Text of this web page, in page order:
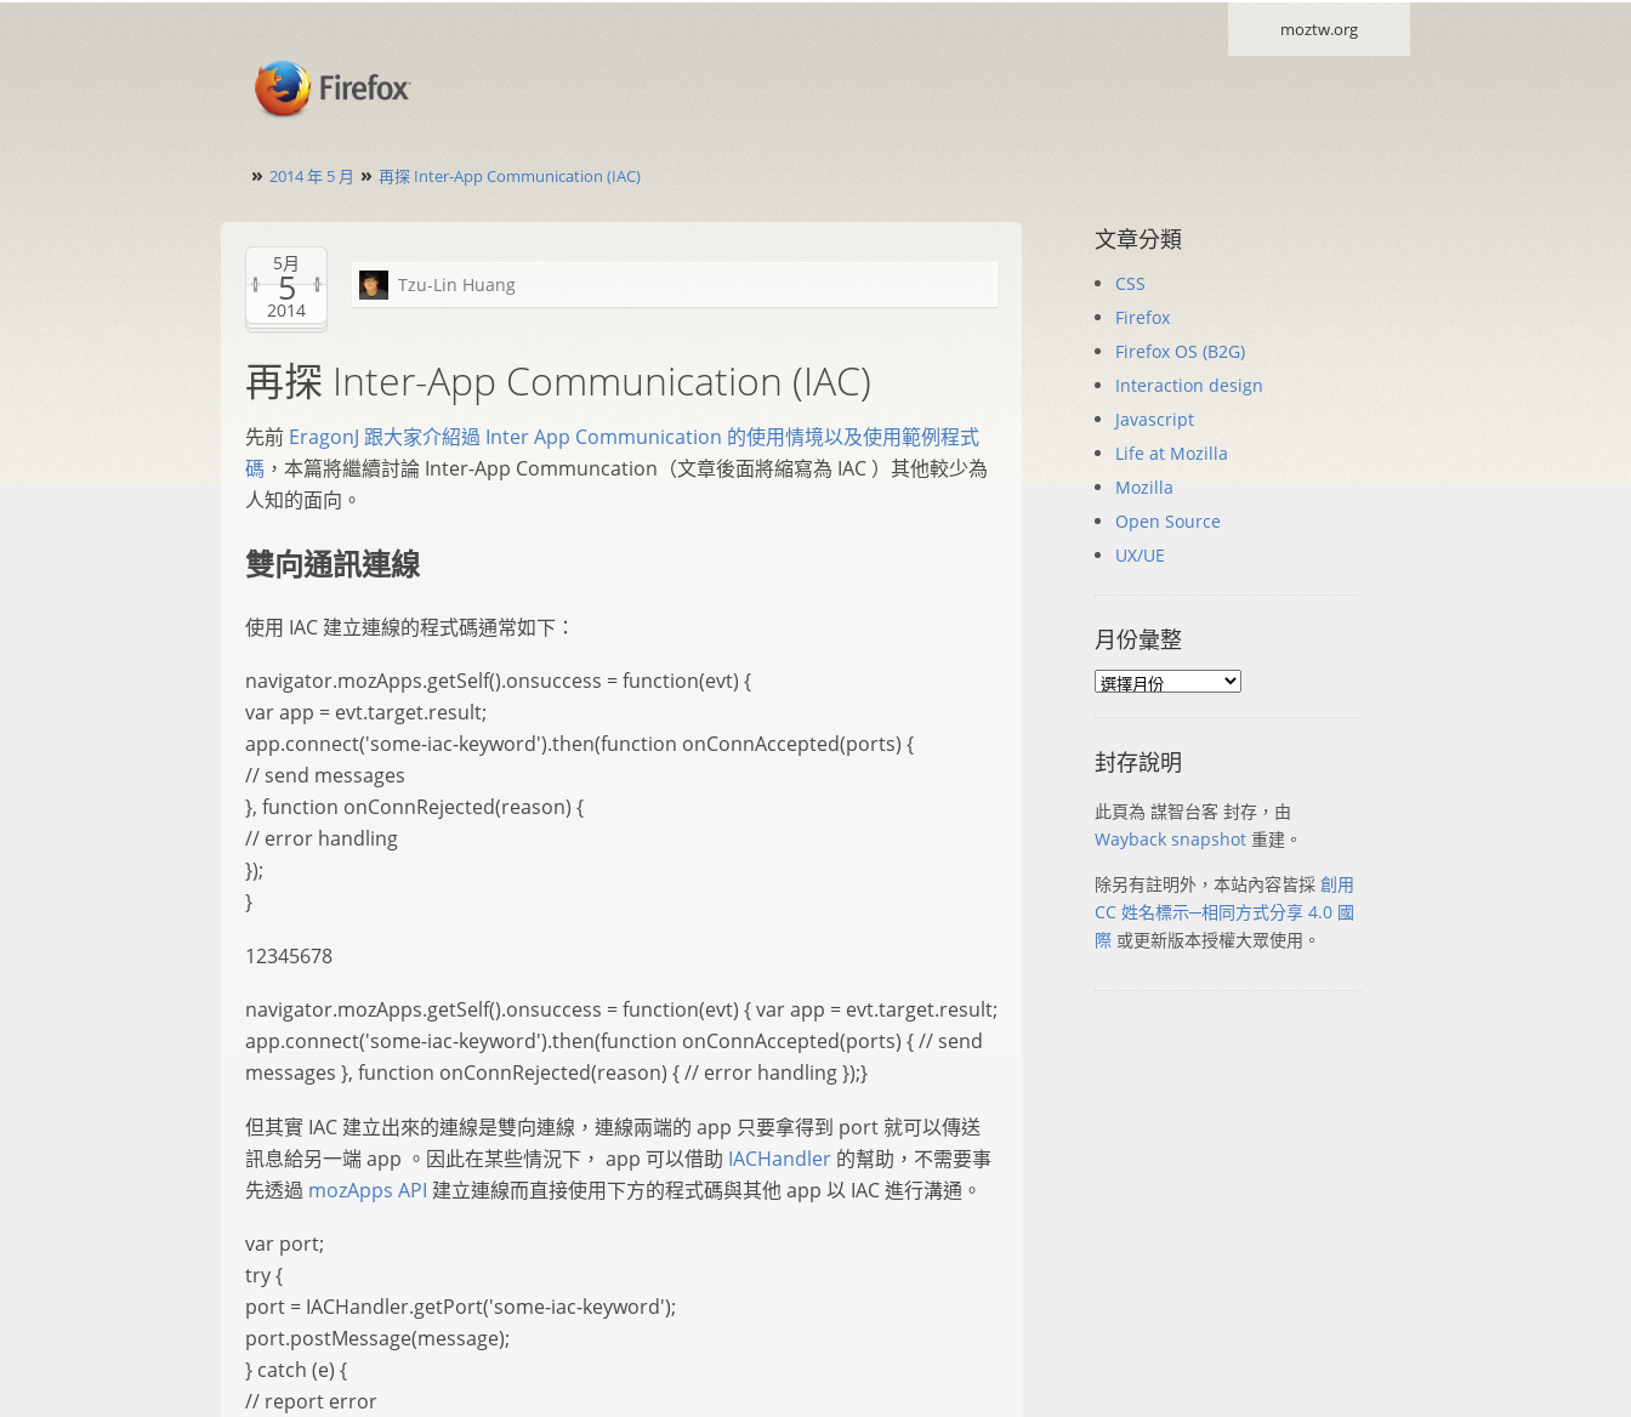
moztw.org
» 2014 年 5 月 » 再探 Inter-App Communication (IAC)
5月
5
2014
Tzu-Lin Huang
再探 Inter-App Communication (IAC)
先前 EragonJ 跟大家介紹過 Inter App Communication 的使用情境以及使用範例程式
碼 ，本篇將繼續討論 Inter-App Communcation（文章後面將縮寫為 IAC ）其他較少為
人知的面向。
雙向通訊連線
使用 IAC 建立連線的程式碼通常如下：
navigator.mozApps.getSelf().onsuccess = function(evt) {
var app = evt.target.result;
app.connect('some-iac-keyword').then(function onConnAccepted(ports) {
// send messages
}, function onConnRejected(reason) {
// error handling
});
}
12345678
navigator.mozApps.getSelf().onsuccess = function(evt) { var app = evt.target.result;
app.connect('some-iac-keyword').then(function onConnAccepted(ports) { // send
messages }, function onConnRejected(reason) { // error handling });}
但其實 IAC 建立出來的連線是雙向連線，連線兩端的 app 只要拿得到 port 就可以傳送
訊息給另一端 app 。因此在某些情況下， app 可以借助 IACHandler 的幫助，不需要事
先透過 mozApps API 建立連線而直接使用下方的程式碼與其他 app 以 IAC 進行溝通。
var port;
try {
port = IACHandler.getPort('some-iac-keyword');
port.postMessage(message);
} catch (e) {
// report error
文章分類
CSS
Firefox
Firefox OS (B2G)
Interaction design
Javascript
Life at Mozilla
Mozilla
Open Source
UX/UE
月份彙整
封存說明
此頁為 謀智台客 封存，由
Wayback snapshot 重建。
除另有註明外，本站內容皆採 創用
CC 姓名標示─相同方式分享 4.0 國
際 或更新版本授權大眾使用。